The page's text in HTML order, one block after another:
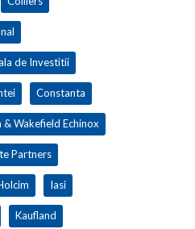
de Investitii
Constanta
& Wakefield Echinox
Partners
Iasi
Kaufland